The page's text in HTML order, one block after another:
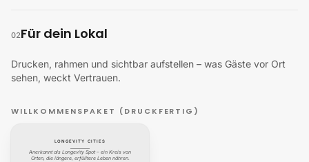
02Für dein Lokal
Drucken, rahmen und sichtbar aufstellen – was Gäste vor Ort
sehen, weckt Vertrauen.
WILLKOMMENSPAKET (DRUCKFERTIG)
LONGEVITY CITIES
Anerkannt als Longevity Spot – ein Kreis von
Orten, die längere, erfülltere Leben nähren.